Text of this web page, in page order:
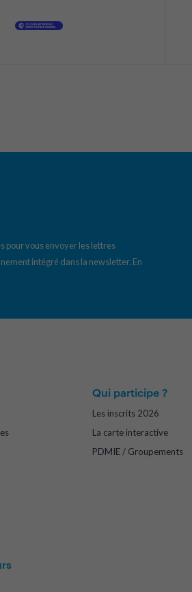
pour vous envoyer les lettres
intégré dans la newsletter. En
Qui participe ?
Les inscrits 2026
La carte interactive
PDMIE / Groupements